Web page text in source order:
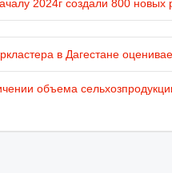
2024г создали 800 новых
в Дагестане
объема